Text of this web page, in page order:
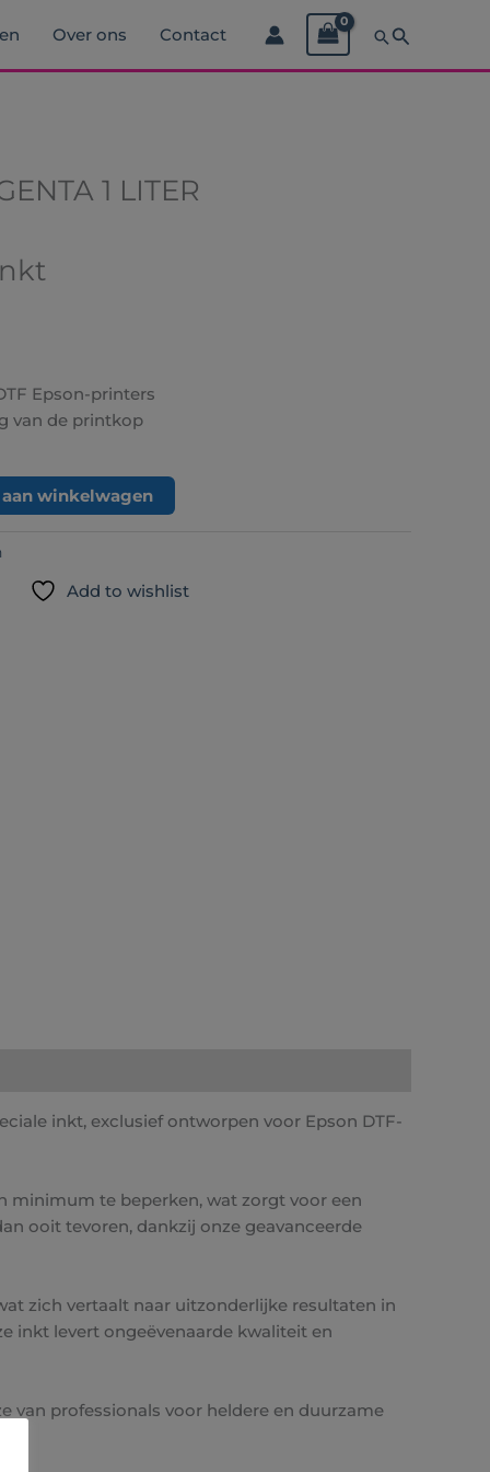
Over ons Contact Zoeken
1 LITER
Epson-printers
van de printkop
aan winkelwagen
Add to wishlist
inkt, exclusief ontworpen voor Epson DTF-
te beperken, wat zorgt voor een
ooit tevoren, dankzij onze geavanceerde
zich vertaalt naar uitzonderlijke resultaten in
inkt levert ongeëvenaarde kwaliteit en
van professionals voor heldere en duurzame